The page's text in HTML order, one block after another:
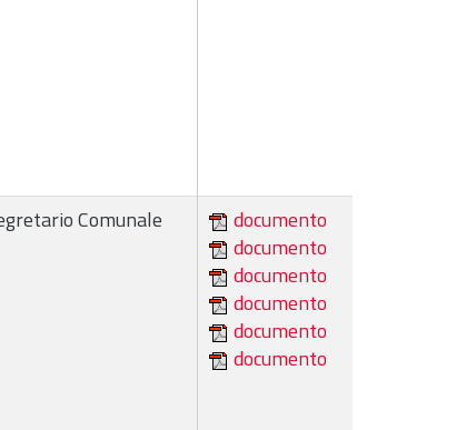
Comunale
documento
documento
documento
documento
documento
documento